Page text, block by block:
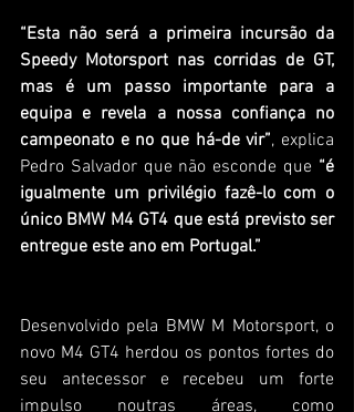
“Esta não será a primeira incursão da
Speedy Motorsport nas corridas de GT,
mas é um passo importante para a
equipa e revela a nossa confiança no
campeonato e no que há-de vir”, explica
Pedro Salvador que não esconde que “é
igualmente um privilégio fazê-lo com o
único BMW M4 GT4 que está previsto ser
entregue este ano em Portugal.”
Desenvolvido pela BMW M Motorsport, o
novo M4 GT4 herdou os pontos fortes do
seu antecessor e recebeu um forte
impulso noutras áreas, como